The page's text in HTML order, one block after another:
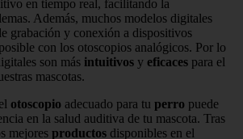
en tiempo real, facilitando la
Además, muchos modelos digitales
grabación y conexión a dispositivos
con los otoscopios analógicos. Por lo
son más intuitivos y eficaces para el
mascotas.
otoscopio adecuado para tu perro puede
en la salud auditiva de tu mascota. Tras
mejores productos disponibles en el